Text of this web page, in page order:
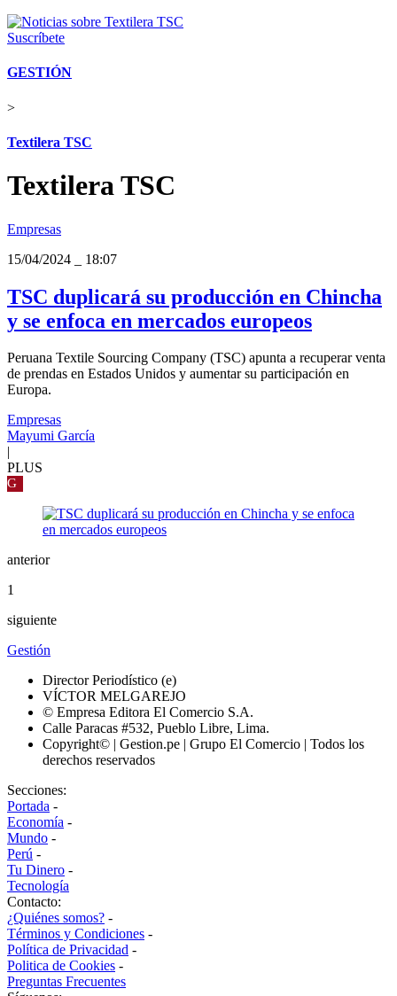
Suscríbete
GESTIÓN
>
Textilera TSC
Textilera TSC
Empresas
15/04/2024
18:07
TSC duplicará su producción en Chincha
y se enfoca en mercados europeos
Peruana Textile Sourcing Company (TSC) apunta a recuperar venta
de prendas en Estados Unidos y aumentar su participación en
Europa.
Empresas
Mayumi García
PLUS
G
anterior
1
siguiente
Gestión
Director Periodístico (e)
VÍCTOR MELGAREJO
© Empresa Editora El Comercio S.A.
Calle Paracas #532, Pueblo Libre, Lima.
Copyright© | Gestion.pe | Grupo El Comercio | Todos los
derechos reservados
Secciones:
Portada -
Economía -
Mundo -
Perú -
Tu Dinero -
Tecnología
Contacto:
¿Quiénes somos? -
Términos y Condiciones -
Política de Privacidad -
Politica de Cookies -
Preguntas Frecuentes